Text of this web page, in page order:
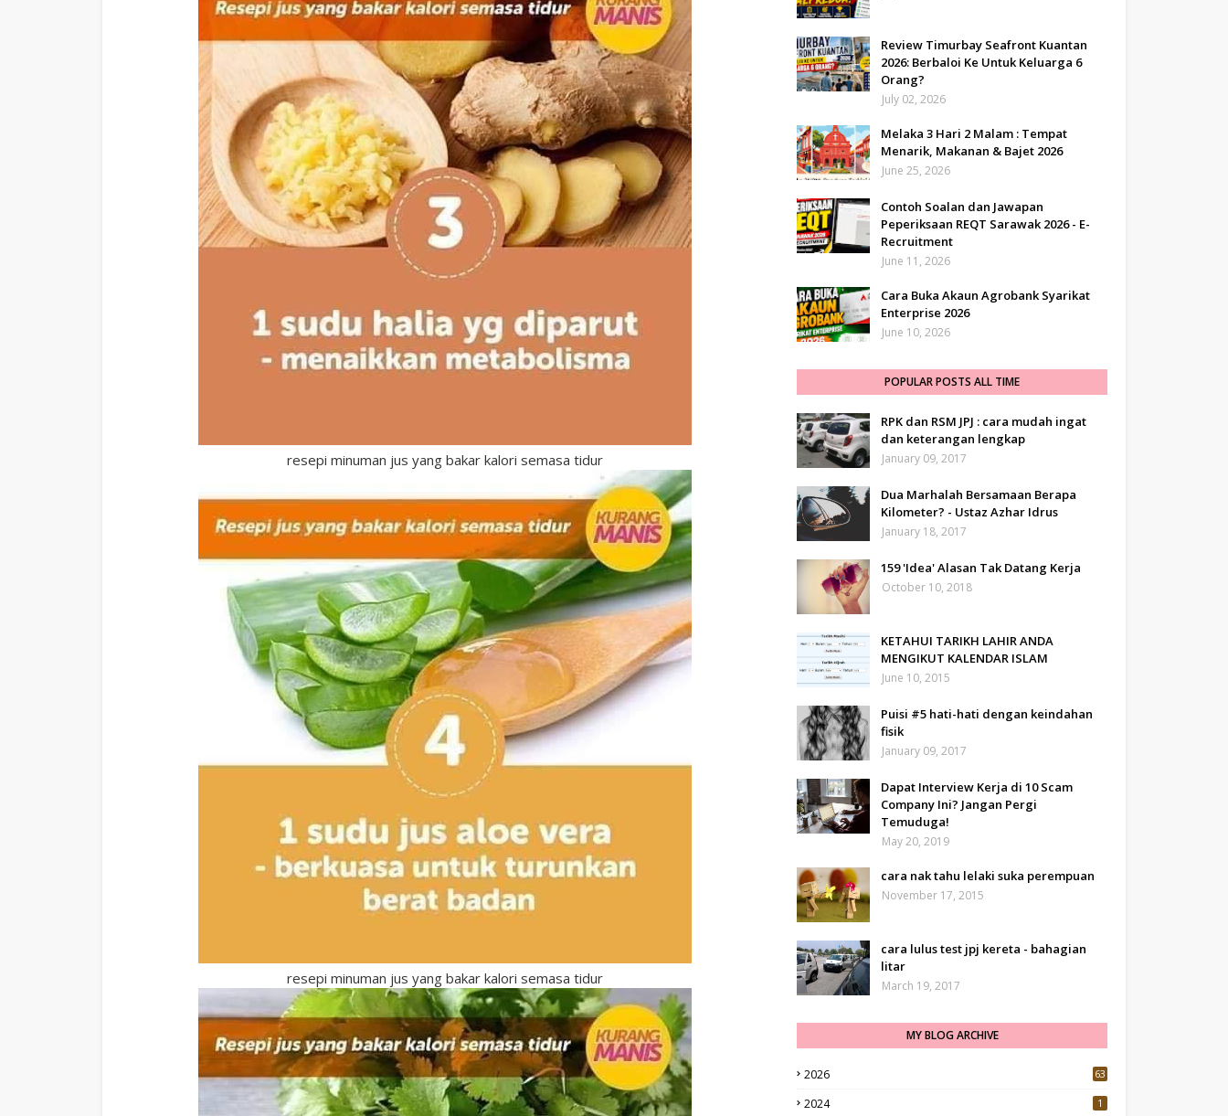
resepi minuman jus yang bakar kalori semasa tidur
resepi minuman jus yang bakar kalori semasa tidur
Review Timurbay Seafront Kuantan
2026: Berbaloi Ke Untuk Keluarga 6
Orang?
July 02, 2026
Melaka 3 Hari 2 Malam : Tempat
Menarik, Makanan & Bajet 2026
June 25, 2026
Contoh Soalan dan Jawapan
Peperiksaan REQT Sarawak 2026 - E-
Recruitment
June 11, 2026
Cara Buka Akaun Agrobank Syarikat
Enterprise 2026
June 10, 2026
POPULAR POSTS ALL TIME
RPK dan RSM JPJ : cara mudah ingat
dan keterangan lengkap
January 09, 2017
Dua Marhalah Bersamaan Berapa
Kilometer? - Ustaz Azhar Idrus
January 18, 2017
159 'Idea' Alasan Tak Datang Kerja
October 10, 2018
KETAHUI TARIKH LAHIR ANDA
MENGIKUT KALENDAR ISLAM
June 10, 2015
Puisi #5 hati-hati dengan keindahan
fisik
January 09, 2017
Dapat Interview Kerja di 10 Scam
Company Ini? Jangan Pergi
Temuduga!
May 20, 2019
cara nak tahu lelaki suka perempuan
November 17, 2015
cara lulus test jpj kereta - bahagian
litar
March 19, 2017
MY BLOG ARCHIVE
2026 63
2024 1